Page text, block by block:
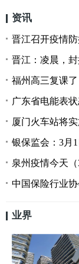
资讯
晋江召开疫情
晋江：凌晨，
福州高三复课了
广东省电能表
厦门火车站将
银保监会：3月1
泉州疫情今天
中国保险行业
业界